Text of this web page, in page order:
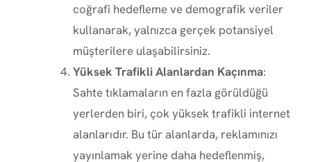
coğrafi hedefleme ve demografik veriler
kullanarak, yalnızca gerçek potansiyel
müşterilere ulaşabilirsiniz.
Yüksek Trafikli Alanlardan Kaçınma:
Sahte tıklamaların en fazla görüldüğü
yerlerden biri, çok yüksek trafikli internet
alanlarıdır. Bu tür alanlarda, reklamınızı
yayınlamak yerine daha hedeflenmiş,